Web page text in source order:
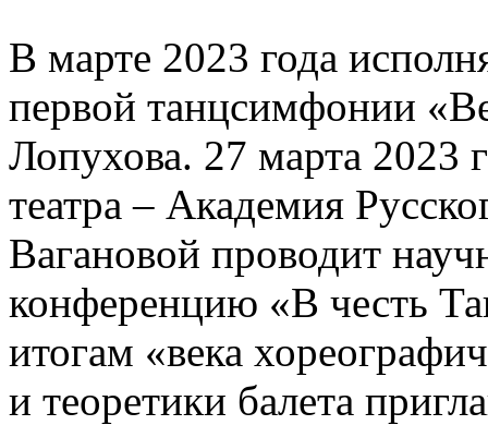
В марте 2023 года
первой танцсимфонии
Лопухова. 27 марта 2023
театра – Академия
Вагановой проводит
конференцию «В честь
итогам «века
и теоретики балета